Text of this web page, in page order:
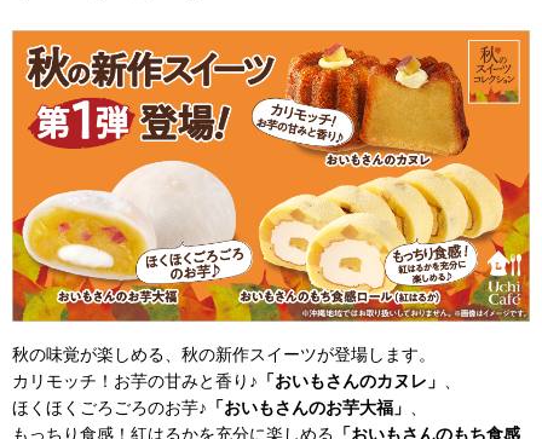
秋の味覚が楽しめる、秋の新作スイーツが登場します。
カリモッチ！お芋の甘みと香り♪ 「おいもさんのカヌレ」 、
ほくほくごろごろのお芋♪ 「おいもさんのお芋大福」 、
もっちり食感！紅はるかを充分に楽しめる 「おいもさんのもち食感